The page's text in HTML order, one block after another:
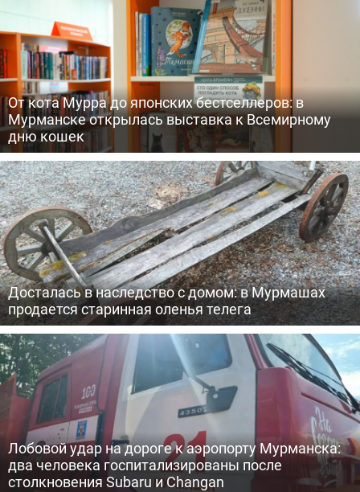
От кота Мурра до японских бестселлеров: в
Мурманске открылась выставка к Всемирному
дню кошек
Досталась в наследство с домом: в Мурмашах
продается старинная оленья телега
Лобовой удар на дороге к аэропорту Мурманска:
два человека госпитализированы после
столкновения Subaru и Changan